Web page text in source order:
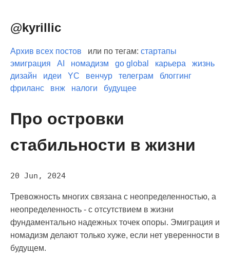
@kyrillic
Архив всех постов или по тегам: стартапы
эмиграция
AI номадизм go global карьера
жизнь
дизайн
идеи YC венчур телеграм
блоггинг
фриланс
внж налоги будущее
Про островки
стабильности в жизни
20 Jun, 2024
Тревожность многих связана с неопределенностью, а
неопределенность - с отсутствием в жизни
фундаментально надежных точек опоры. Эмиграция и
номадизм делают только хуже, если нет уверенности в
будущем.